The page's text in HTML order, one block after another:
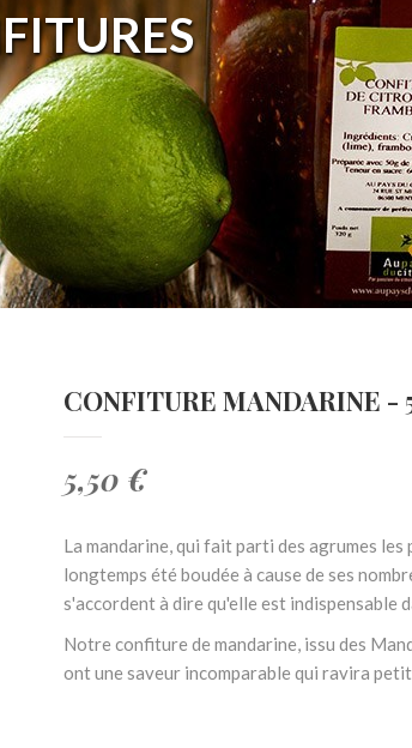
CONFITURE MANDARINE -
5,50 €
La mandarine, qui fait parti des agrumes les
longtemps été boudée à cause de ses
s'accordent à dire qu'elle est indispensable
Notre confiture de mandarine, issu des
ont une saveur incomparable qui ravira